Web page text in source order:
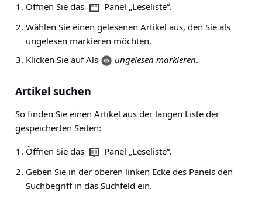
Öffnen Sie das
Panel „Leseliste“.
Wählen Sie einen gelesenen Artikel aus, den Sie als
ungelesen markieren möchten.
Klicken Sie auf Als
ungelesen markieren.
Artikel suchen
So finden Sie einen Artikel aus der langen Liste der
gespeicherten Seiten:
Öffnen Sie das
Panel „Leseliste“.
Geben Sie in der oberen linken Ecke des Panels den
Suchbegriff in das Suchfeld ein.